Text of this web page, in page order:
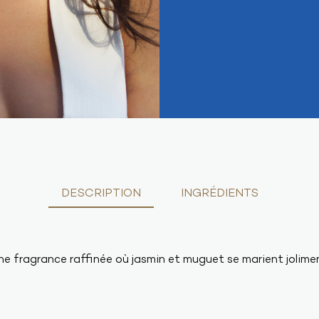
DESCRIPTION INGRÉDIENTS
fragrance raffinée où jasmin et muguet se marient